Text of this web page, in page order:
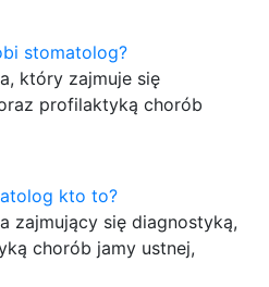
stomatolog?
który zajmuje się
profilaktyką chorób
kto to?
zajmujący się diagnostyką,
chorób jamy ustnej,